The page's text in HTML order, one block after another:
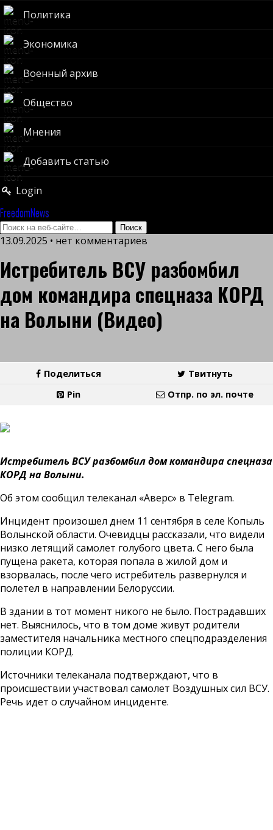
Политика
Экономика
Военный архив
Общество
Мнения
Добавить статью
Login
FreedomNews
13.09.2025 • нет комментариев
Истребитель ВСУ разбомбил
дом командира спецназа КОРД
на Волыни (Видео)
Поделиться
Твитнуть
Pin
Отпр. по эл. почте
Истребитель ВСУ разбомбил дом командира спецназа
КОРД на Волыни.
Об этом сообщил телеканал «Аверс» в Telegram.
Инцидент произошел днем 11 сентября в селе Копыль
Волынской области. Очевидцы рассказали, что видели
низко летящий самолет голубого цвета. С него была
пущена ракета, которая попала в жилой дом и
взорвалась, после чего истребитель развернулся и
полетел в направлении Белоруссии.
В здании в тот момент никого не было. Пострадавших
нет. Выяснилось, что в том доме живут родители
заместителя начальника местного спецподразделения
полиции КОРД.
Источники телеканала подтверждают, что в
происшествии участвовал самолет Воздушных сил ВСУ.
Речь идет о случайном инциденте.